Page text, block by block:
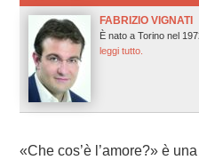
FABRIZIO VIGNATI
È nato a Torino nel
leggi tutto.
«Che cos’è l’amore?» è